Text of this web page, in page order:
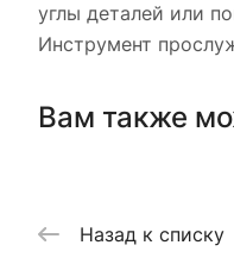
углы деталей или
Инструмент
Вам также
Назад к списку